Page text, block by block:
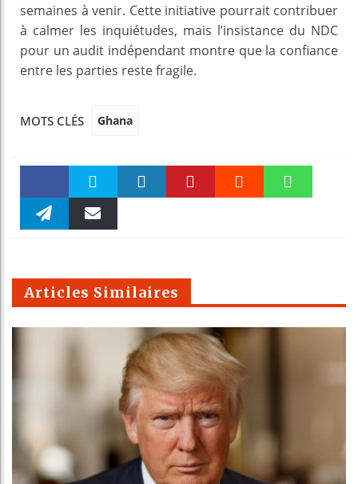
semaines à venir. Cette initiative pourrait contribuer
à calmer les inquiétudes, mais l’insistance du NDC
pour un audit indépendant montre que la confiance
entre les parties reste fragile.
MOTS CLÉS Ghana
Faceboo Twitter
m
Articles Similaires